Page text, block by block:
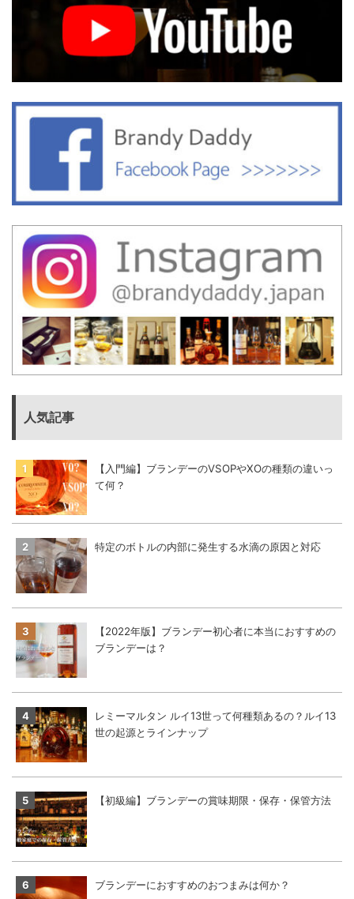
人気記事
【入門編】ブランデーのVSOPやXOの種類の違いっ
て何？
特定のボトルの内部に発生する水滴の原因と対応
【2022年版】ブランデー初心者に本当におすすめの
ブランデーは？
レミーマルタン ルイ13世って何種類あるの？ルイ13
世の起源とラインナップ
【初級編】ブランデーの賞味期限・保存・保管方法
ブランデーにおすすめのおつまみは何か？